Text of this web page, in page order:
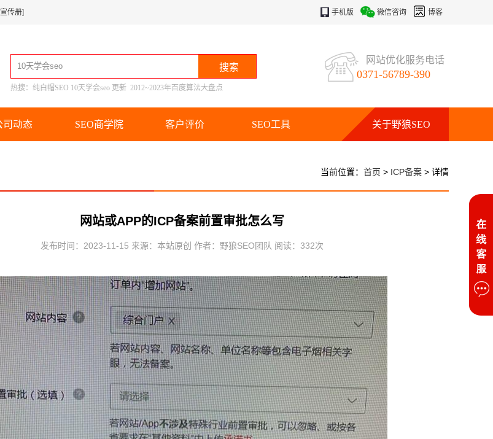
传册] 手机版 微信咨询 博客
热搜： 纯白帽SEO 10天学会seo 更新 2012~2023年百度算法大盘点
网站优化服务电话
0371-56789-390
司动态 SEO商学院 客户评价 SEO工具 关于野狼SEO
当前位置： 首页 > ICP备案 > 详情
网站或APP的ICP备案前置审批怎么写
发布时间：2023-11-15 来源：本站原创 作者：野狼SEO团队 阅读： 332次